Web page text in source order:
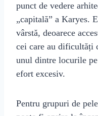
punct de vedere
„capitală” a Karyes.
vârstă, deoarece
cei care au dificultăți
unul dintre locurile
efort excesiv.
Pentru grupuri de